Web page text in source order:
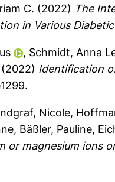
C. (2022) The
in Various
, Schmidt, Anna
(2022) Identification
Nicole,
, Bäßler, Pauline,
or magnesium ions